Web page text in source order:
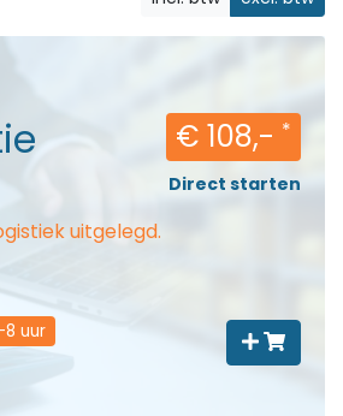
€ 108,- *
Direct starten
uitgelegd.
uur